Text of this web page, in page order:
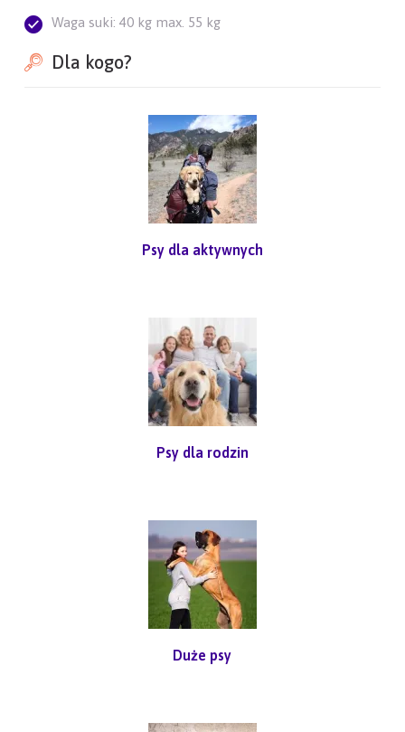
Waga suki: 40 kg max. 55 kg
Dla kogo?
Psy dla aktywnych
Psy dla rodzin
Duże psy